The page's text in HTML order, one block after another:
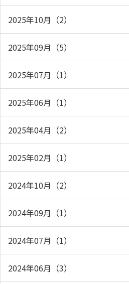
2025年10月（2）
2025年09月（5）
2025年07月（1）
2025年06月（1）
2025年04月（2）
2025年02月（1）
2024年10月（2）
2024年09月（1）
2024年07月（1）
2024年06月（3）